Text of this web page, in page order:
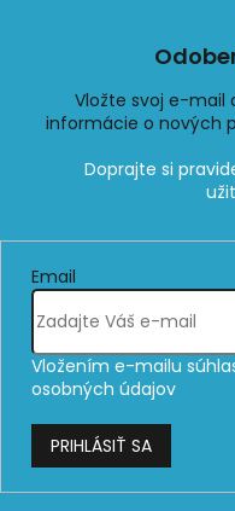
Vložte svoj e-mail
informácie o nových
Email
Vložením e-mailu
osobných údajov
PRIHLÁSIŤ SA